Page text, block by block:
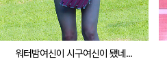
워터밤여신이 시구여신이 됐네...